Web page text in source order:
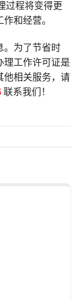
过程将变得更
和经营。
。为了节省时
理工作许可证是
他相关服务，请
联系我们！